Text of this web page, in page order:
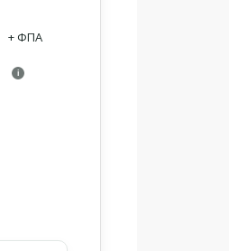
+ ΦΠΑ
i